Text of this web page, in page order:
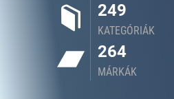
249
KATEGÓRIÁK
264
MÁRKÁK